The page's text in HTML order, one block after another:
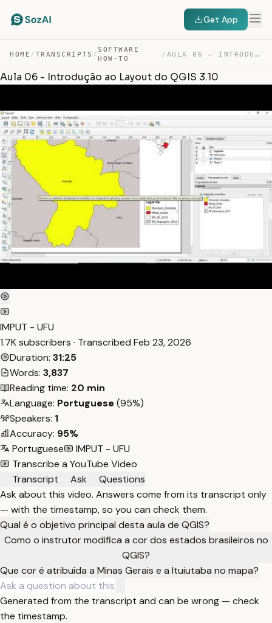
Get App
HOME / TRANSCRIPTS /
SOFTWARE
HOW-TO
/ AULA 06 – INTRODUÇÃO AO LAYOUT DO QGIS 3.10 — TRANSCRIPT
Aula 06 - Introdução ao Layout do QGIS 3.10
IMPUT - UFU
1.7K subscribers · Transcribed Feb 23, 2026
Duration: 31:25
Words: 3,837
Reading time: 20 min
Language: Portuguese(95%)
Speakers: 1
Accuracy: 95%
Portuguese
IMPUT - UFU
Transcribe a YouTube Video
Transcript
Ask
Questions
Ask about this video. Answers come from its transcript only
— with the timestamp, so you can check them.
Qual é o objetivo principal desta aula de QGIS?
Como o instrutor modifica a cor dos estados brasileiros no
QGIS?
Que cor é atribuída a Minas Gerais e a Ituiutaba no mapa?
Generated from the transcript and can be wrong — check
the timestamp.